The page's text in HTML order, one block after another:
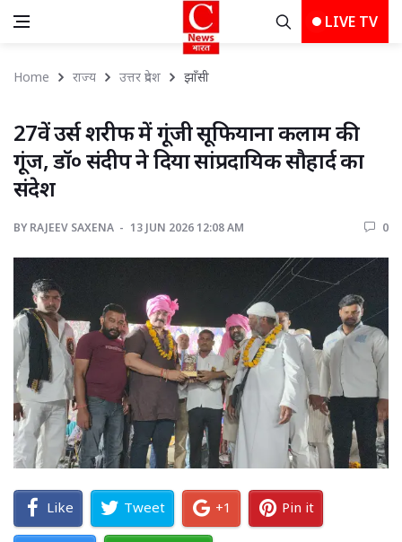
LIVE TV
Home राज्य उत्तर प्रदेश झाँसी
27वें उर्स शरीफ में गूंजी सूफियाना कलाम की
गूंज, डॉ० संदीप ने दिया सांप्रदायिक सौहार्द का
संदेश
BY RAJEEV SAXENA 13 JUN 2026 12:08 AM 0
Like Tweet +1 Pin it